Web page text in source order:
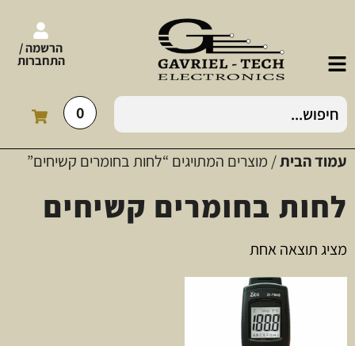
הרשמה /
התחברות
0
עמוד הבית/ מוצרים המתויגים “לחות בחומרים קשיחים”
לחות בחומרים קשיחים
מציג תוצאה אחת